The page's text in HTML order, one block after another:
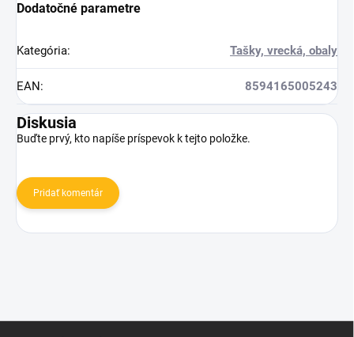
Dodatočné parametre
Kategória: Tašky, vrecká, obaly
EAN: 8594165005243
Diskusia
Buďte prvý, kto napíše príspevok k tejto položke.
Pridať komentár